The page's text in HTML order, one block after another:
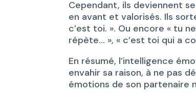
Cependant, ils deviennent
en avant et valorisés. Ils
c’est toi. ». Ou encore « tu
répète… », « c’est toi qui a
En résumé, l’intelligence
envahir sa raison, à ne pas
émotions de son partenaire